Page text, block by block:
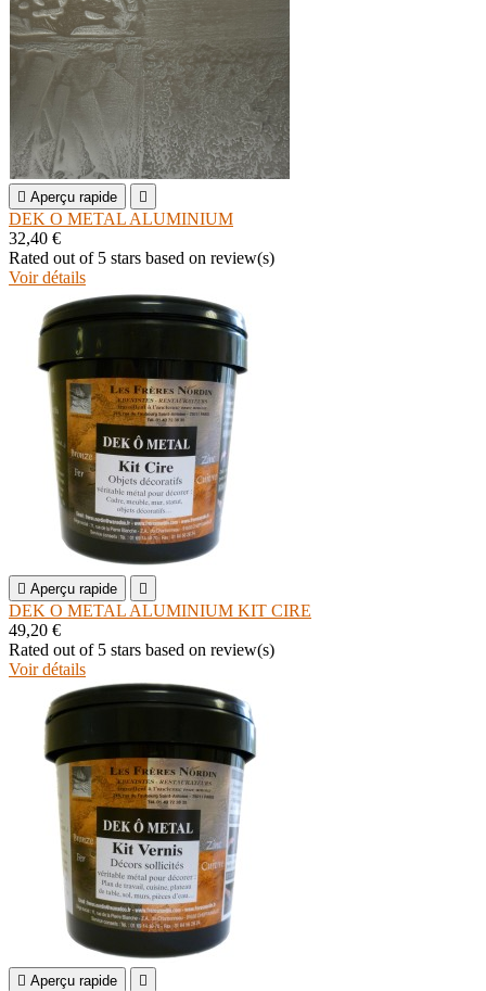
 Aperçu rapide 
DEK O METAL ALUMINIUM
32,40 €
Rated out of 5 stars based on review(s)
Voir détails
 Aperçu rapide 
DEK O METAL ALUMINIUM KIT CIRE
49,20 €
Rated out of 5 stars based on review(s)
Voir détails
 Aperçu rapide 